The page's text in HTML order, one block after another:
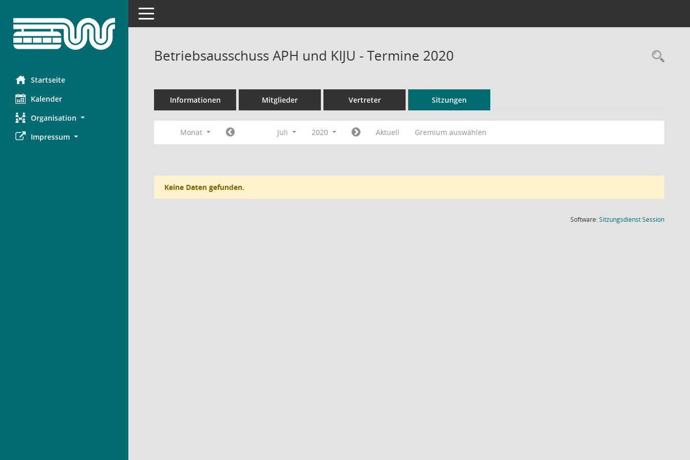
Startseite
Kalender
Organisation
Impressum
Toggle navigation
Betriebsausschuss APH und KIJU - Termine 2020
Informationen Mitglieder Vertreter Sitzungen
Monat Juli 2020 Aktuell Gremium auswählen
Keine Daten gefunden.
Software:SitzungsdienstSession(Wird in